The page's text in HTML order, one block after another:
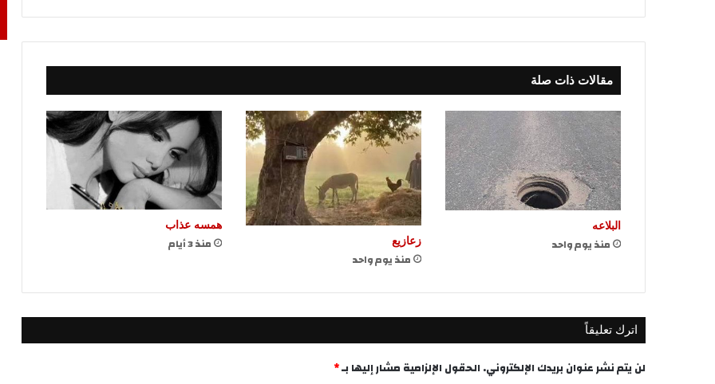
مقالات ذات صلة
البلاعه
منذ يوم واحد زعازيع
منذ يوم واحد
همسه عذاب
منذ 3 أيام
اترك تعليقاً
لن يتم نشر عنوان بريدك الإلكتروني. الحقول الإلزامية مشار إليها بـ*